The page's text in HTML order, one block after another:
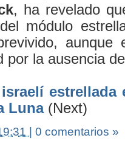
, ha revelado
módulo
por la ausencia
Luna(Next)
| 0 comentarios »